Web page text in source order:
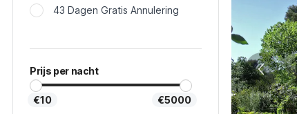
43 Dagen Gratis Annulering
Prijs per nacht
€10 €5000